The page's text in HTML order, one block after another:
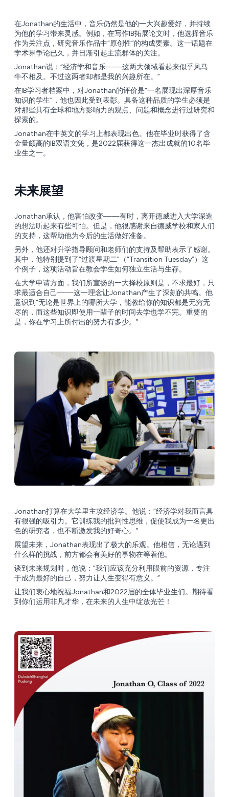
在Jonathan的生活中，音乐仍然是他的一大兴趣爱好，并持续
为他的学习带来灵感。例如，在写作IB拓展论文时，他选择音乐
作为关注点，研究音乐作品中“原创性”的构成要素。这一话题在
学术界争论已久，并日渐引起主流群体的关注。
Jonathan说：“经济学和音乐——这两大领域看起来似乎风马
牛不相及。不过这两者却都是我的兴趣所在。”
在IB学习者档案中，对Jonathan的评价是“一名展现出深厚音乐
知识的学生”，他也因此受到表彰。具备这种品质的学生必须是
对那些具有全球和地方影响力的观点、问题和概念进行过研究和
探索的。
Jonathan在中英文的学习上都表现出色。他在毕业时获得了含
金量颇高的IB双语文凭，是2022届获得这一杰出成就的10名毕
业生之一。
未来展望
Jonathan承认，他害怕改变——有时，离开德威进入大学深造
的想法听起来有些可怕。但是，他很感谢来自德威学校和家人们
的支持，这帮助他为今后的生活做好准备。
另外，他还对升学指导顾问和老师们的支持及帮助表示了感谢。
其中，他特别提到了“过渡星期二”（“Transition Tuesday”）这
个例子，这项活动旨在教会学生如何独立生活与生存。
在大学申请方面，我们所宣扬的一大择校原则是，不求最好，只
求最适合自己——这一理念让Jonathan产生了深刻的共鸣。他
意识到“无论是世界上的哪所大学，能教给你的知识都是无穷无
尽的，而这些知识即使用一辈子的时间去学也学不完。重要的
是，你在学习上所付出的努力有多少。”
Jonathan打算在大学里主攻经济学。他说：“经济学对我而言具
有很强的吸引力。它训练我的批判性思维，促使我成为一名更出
色的研究者，也不断激发我的好奇心。”
展望未来，Jonathan表现出了极大的乐观。他相信，无论遇到
什么样的挑战，前方都会有美好的事物在等着他。
谈到未来规划时，他说：“我们应该充分利用眼前的资源，专注
于成为最好的自己，努力让人生变得有意义。”
让我们衷心地祝福Jonathan和2022届的全体毕业生们。期待看
到你们运用非凡才华，在未来的人生中绽放光芒！